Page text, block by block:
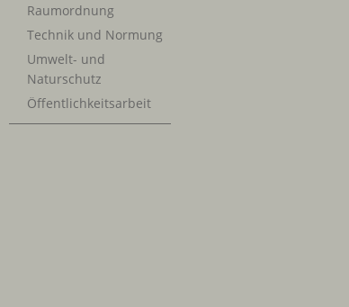
Raumordnung
Technik und Normung
Umwelt- und
Naturschutz
Öffentlichkeitsarbeit